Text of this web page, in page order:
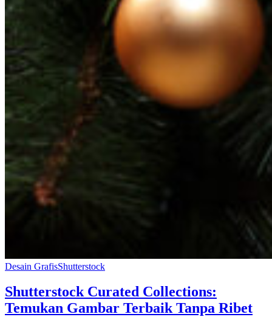
Desain GrafisShutterstock
Shutterstock Curated Collections:
Temukan Gambar Terbaik Tanpa Ribet